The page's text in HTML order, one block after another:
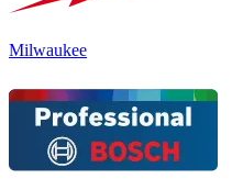
Milwaukee